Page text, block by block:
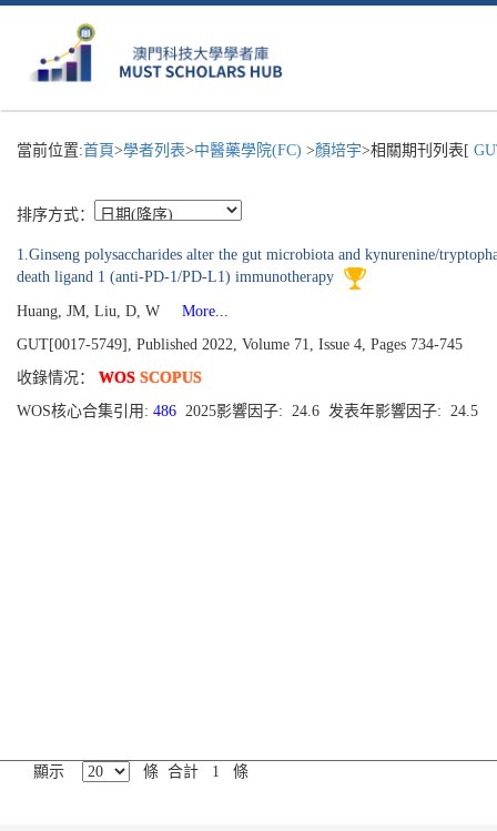
當前位置:首頁>學者列表>中醫藥學院(FC) >顏培宇>相關期刊列表[
排序方式：
1.Ginseng polysaccharides alter the gut microbiota and kynurenine/
death ligand 1 (anti-PD-1/PD-L1) immunotherapy
Huang, JM, Liu, D, W
More...
GUT[0017-5749], Published 2022, Volume 71, Issue 4, Pages 734-745
收錄情况： WOS SCOPUS
WOS核心合集引用: 486 2025影響因子: 24.6 发表年影響因子: 24.5
顯示 條 合計 1 條